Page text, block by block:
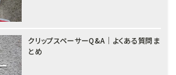
クリップスペーサーQ&A｜よくある質問ま
とめ